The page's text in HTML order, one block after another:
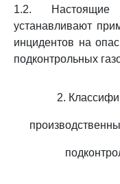
1.2. Настоящие
устанавливают
инцидентов на
подконтрольных
2.